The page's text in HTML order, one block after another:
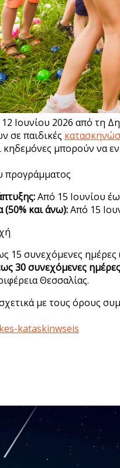
Ιουνίου 2026 από τη
σε παιδικές
κηδεμόνες μπορούν να
προγράμματος
Από 15 Ιουνίου
(50% και άνω):Από 15
15 συνεχόμενες ημέρες
30 συνεχόμενες
Θεσσαλίας.
με τους όρους
kataskinwseis